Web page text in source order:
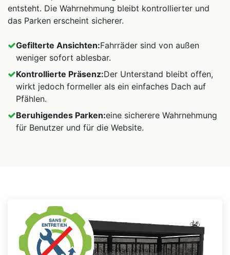
entsteht. Die Wahrnehmung bleibt kontrollierter und
das Parken erscheint sicherer.
Gefilterte Ansichten:Fahrräder sind von außen
weniger sofort ablesbar.
Kontrollierte Präsenz:Der Unterstand bleibt offen,
wirkt jedoch formeller als ein einfaches Dach auf
Pfählen.
Beruhigendes Parken:eine sicherere Wahrnehmung
für Benutzer und für die Website.